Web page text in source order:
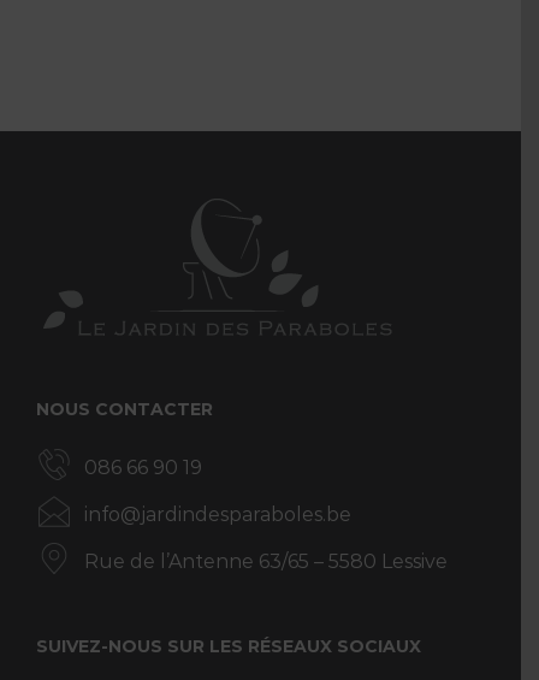
NOUS CONTACTER
086 66 90 19
info@jardindesparaboles.be
Rue de l’Antenne 63/65 – 5580 Lessive
SUIVEZ-NOUS SUR LES RÉSEAUX SOCIAUX